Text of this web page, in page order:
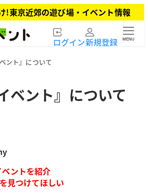
!東京近郊の遊び場・イベント情報
ログイン新規登録 MENU
ント』について
ベント』について
ントを紹介
見つけてほしい